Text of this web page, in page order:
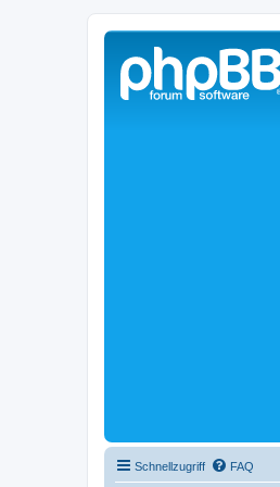
Schnellzugriff FAQ